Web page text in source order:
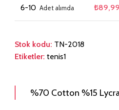
6-10 ₺89,99
Stok kodu: TN-2018
Etiketler: tenis1
%70 Cotton %15